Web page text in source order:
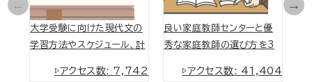
大学受験に向けた現代文の
学習方法やスケジュール、計
▷アクセス数: 7,742
良い家庭教師センターと優
秀な家庭教師の選び方を3
▷アクセス数: 41,404